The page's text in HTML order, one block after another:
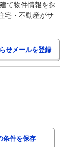
て物件情報を探
宅・不動産がサ
条件を保存